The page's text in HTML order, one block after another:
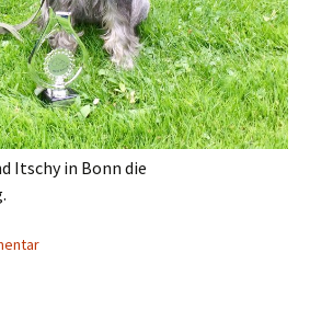
Itschy in Bonn die